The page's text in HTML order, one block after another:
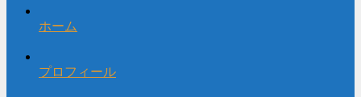
ホーム
プロフィール